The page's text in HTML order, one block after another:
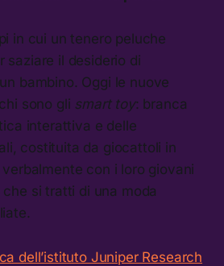
in cui un tenero peluche
saziare il desiderio di
bambino. Oggi le nuove
sono gli smart toy: branca
interattiva e delle
costituita da giocattoli in
con i loro giovani
si tratti di una moda
dell’istituto Juniper Research